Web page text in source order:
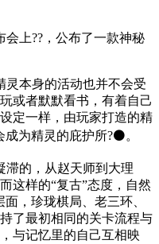
上??，公布了一款神秘
灵本身的活动也并不会受
或者默默看书，有着自己
定一样，由玩家打造的精
为精灵的庇护所?⚫。
滞的，从赵天师到大理
这样的“复古”态度，自然
，珍珑棋局、老三环、
了最初相同的关卡流程与
与记忆里的自己互相映